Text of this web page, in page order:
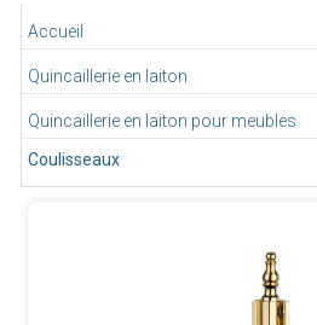
Accueil
Quincaillerie en laiton
Quincaillerie en laiton pour meubles
Coulisseaux